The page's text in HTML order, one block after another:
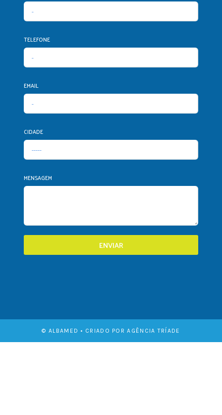
TELEFONE
EMAIL
CIDADE
MENSAGEM
ENVIAR
© ALBAMED • CRIADO POR AGÊNCIA TRÍADE